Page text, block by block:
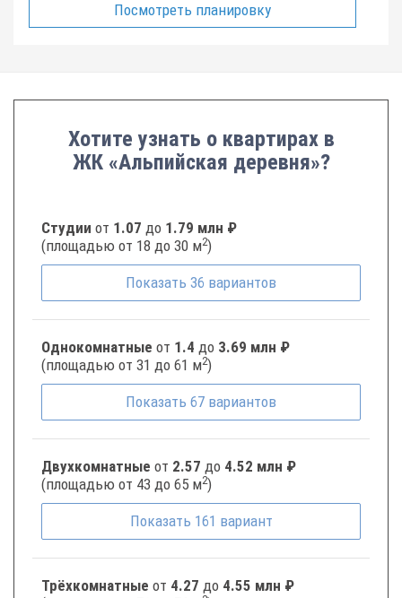
Посмотреть планировку
Хотите узнать о квартирах в
ЖК «Альпийская деревня»?
Студии от 1.07 до 1.79 млн ₽
(площадью от 18 до 30 м2)
Показать 36 вариантов
Однокомнатные от 1.4 до 3.69 млн ₽
(площадью от 31 до 61 м2)
Показать 67 вариантов
Двухкомнатные от 2.57 до 4.52 млн ₽
(площадью от 43 до 65 м2)
Показать 161 вариант
Трёхкомнатные от 4.27 до 4.55 млн ₽